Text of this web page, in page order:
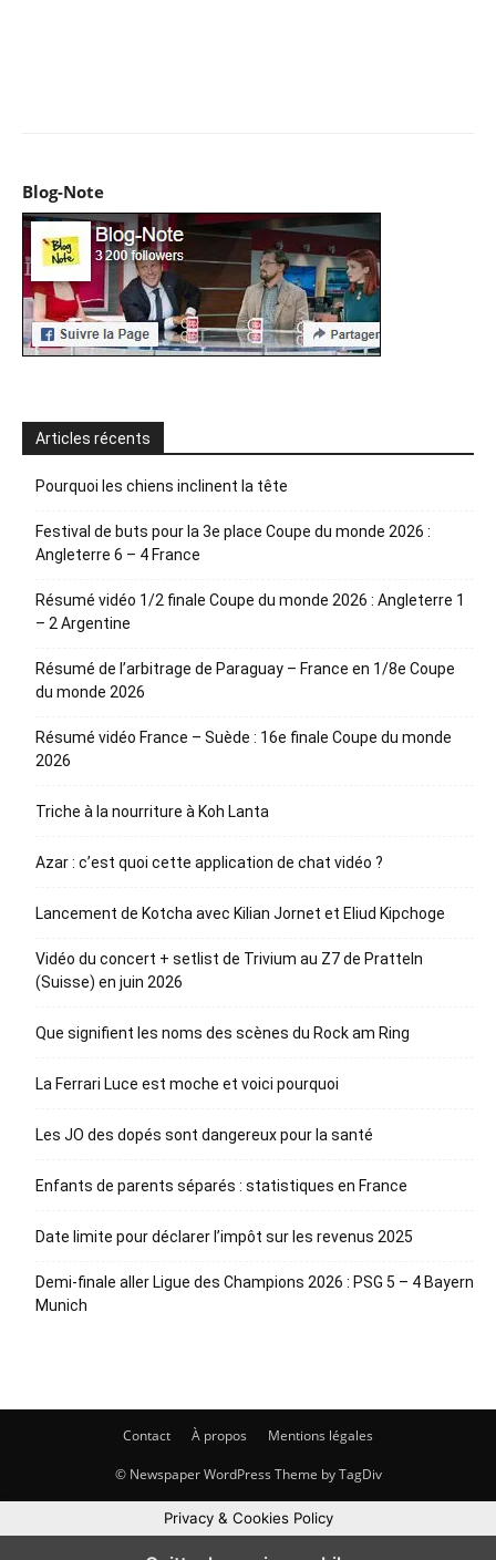
Blog-Note
Articles récents
Pourquoi les chiens inclinent la tête
Festival de buts pour la 3e place Coupe du monde 2026 :
Angleterre 6 – 4 France
Résumé vidéo 1/2 finale Coupe du monde 2026 : Angleterre 1
– 2 Argentine
Résumé de l’arbitrage de Paraguay – France en 1/8e Coupe
du monde 2026
Résumé vidéo France – Suède : 16e finale Coupe du monde
2026
Triche à la nourriture à Koh Lanta
Azar : c’est quoi cette application de chat vidéo ?
Lancement de Kotcha avec Kilian Jornet et Eliud Kipchoge
Vidéo du concert + setlist de Trivium au Z7 de Pratteln
(Suisse) en juin 2026
Que signifient les noms des scènes du Rock am Ring
La Ferrari Luce est moche et voici pourquoi
Les JO des dopés sont dangereux pour la santé
Enfants de parents séparés : statistiques en France
Date limite pour déclarer l’impôt sur les revenus 2025
Demi-finale aller Ligue des Champions 2026 : PSG 5 – 4 Bayern
Munich
Contact À propos Mentions légales
© Newspaper WordPress Theme by TagDiv
Privacy & Cookies Policy